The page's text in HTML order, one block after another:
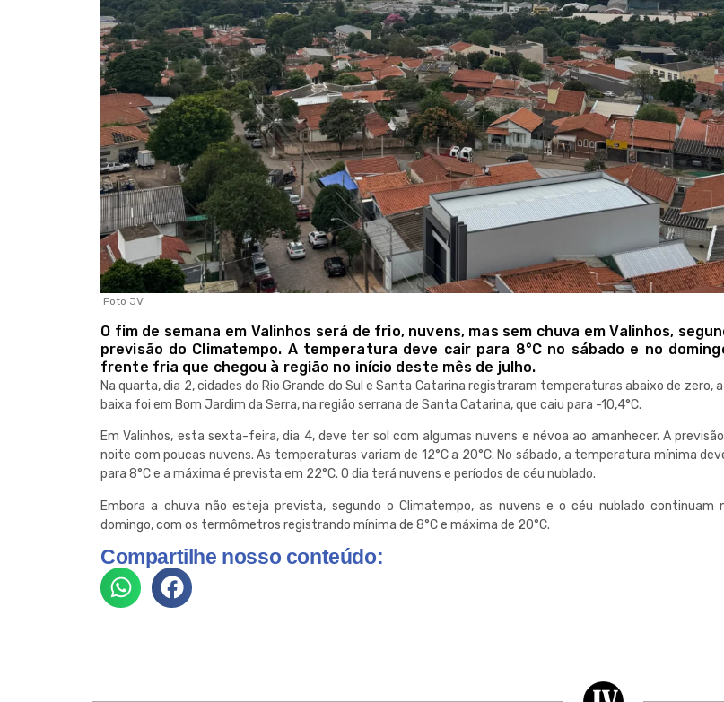
Foto JV
O fim de semana em Valinhos será de frio, nuvens, mas sem chuva em Valinhos,
previsão do Climatempo. A temperatura deve cair para 8°C no sábado e no
frente fria que chegou à região no início deste mês de julho.
Na quarta, dia 2, cidades do Rio Grande do Sul e Santa Catarina registraram temperaturas abaixo de zero,
baixa foi em Bom Jardim da Serra, na região serrana de Santa Catarina, que caiu para -10,4°C.
Em Valinhos, esta sexta-feira, dia 4, deve ter sol com algumas nuvens e névoa ao amanhecer. A
noite com poucas nuvens. As temperaturas variam de 12°C a 20°C. No sábado, a temperatura mínima
para 8°C e a máxima é prevista em 22°C. O dia terá nuvens e períodos de céu nublado.
Embora a chuva não esteja prevista, segundo o Climatempo, as nuvens e o céu nublado continuam
domingo, com os termômetros registrando mínima de 8°C e máxima de 20°C.
Compartilhe nosso conteúdo: